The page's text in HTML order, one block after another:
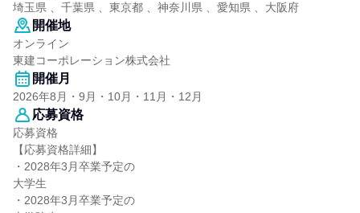
埼玉県 、千葉県 、東京都 、神奈川県 、愛知県 、大阪府
開催地
オンライン
東建コーポレーション株式会社
開催月
2026年8月・9月・10月・11月・12月
応募資格
応募資格
【応募資格詳細】
・2028年3月卒業予定の
大学生
・2028年3月卒業予定の